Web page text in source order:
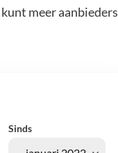
meer aanbieders
Sinds